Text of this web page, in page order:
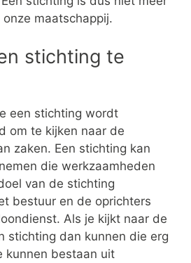
maatschappij.
stichting te
een stichting wordt
om te kijken naar de
zaken. Een stichting kan
die werkzaamheden
van de stichting
bestuur en de oprichters
Als je kijkt naar de
stichting dan kunnen die erg
kunnen bestaan uit